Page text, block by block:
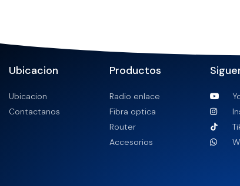
Ubicacion
Ubicacion
Contactanos
Productos
Radio enlace
Fibra optica
Router
Accesorios